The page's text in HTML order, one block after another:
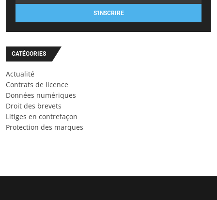
S'INSCRIRE
CATÉGORIES
Actualité
Contrats de licence
Données numériques
Droit des brevets
Litiges en contrefaçon
Protection des marques